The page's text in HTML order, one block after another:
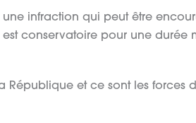
infraction qui peut être
est conservatoire pour une durée
République et ce sont les forces